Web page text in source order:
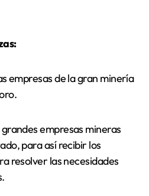
empresas de la gran minería
empresas mineras
para así recibir los
resolver las necesidades